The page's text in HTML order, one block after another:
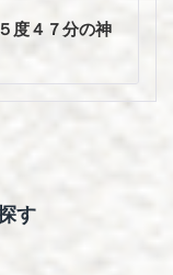
度４７分の神
す